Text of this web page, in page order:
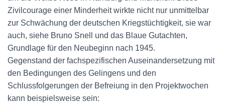
Zivilcourage einer Minderheit wirkte nicht nur unmittelbar
zur Schwächung der deutschen Kriegstüchtigkeit, sie war
auch, siehe Bruno Snell und das Blaue Gutachten,
Grundlage für den Neubeginn nach 1945.
Gegenstand der fachspezifischen Auseinandersetzung mit
den Bedingungen des Gelingens und den
Schlussfolgerungen der Befreiung in den Projektwochen
kann beispielsweise sein: